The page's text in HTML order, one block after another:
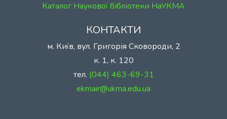
Каталог Наукової бібліотеки НаУКМА
КОНТАКТИ
м. Київ, вул. Григорія Сковороди, 2
к. 1, к. 120
тел. (044) 463-69-31
ekmair@ukma.edu.ua